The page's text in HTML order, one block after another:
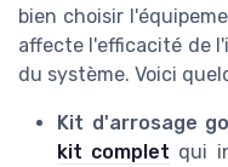
bien choisir
affecte l'efficacité de
du système. Voici
Kit d'arrosage
kit complet qui